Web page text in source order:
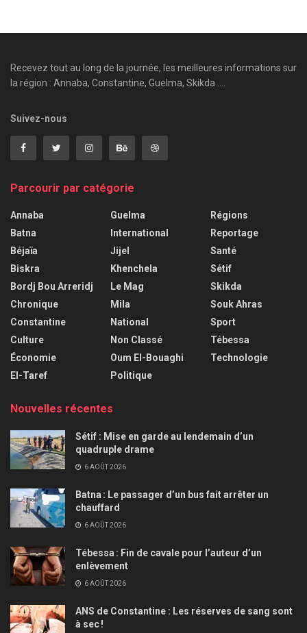
Recevez tout au long de la journée, les meilleures informations sur
la région : Annaba, Constantine, Guelma, Skikda ....
Suivez-nous
Parcourir par catégorie
Annaba
Batna
Béjaïa
Biskra
Bordj Bou Arreridj
Chronique
Constantine
Culture
Économie
El-Taref
Guelma
International
Jijel
Khenchela
Le Mag
Mila
National
Non Classé
Oum El-Bouaghi
Politique
Régions
Reportage
Santé
Sétif
Skikda
Souk Ahras
Sport
Tébessa
Technologie
Nouvelles récentes
Sétif : Mise en garde au lendemain d’un
quadruple drame
6 AOÛT 2026
Batna : Le passager d’un bus fait arrêter un
chauffard
6 AOÛT 2026
Tébessa : Fin de cavale pour l’auteur d’un
enlèvement
6 AOÛT 2026
ANS de Constantine : Les réserves de sang sont
à sec !